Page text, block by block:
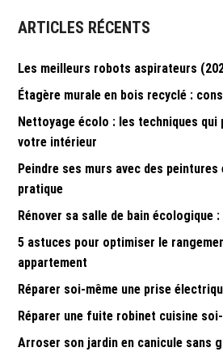
ARTICLES RÉCENTS
Les meilleurs robots aspirateurs
Étagère murale en bois recyclé :
Nettoyage écolo : les techniques qui
votre intérieur
Peindre ses murs avec des
pratique
Rénover sa salle de bain écologique
5 astuces pour optimiser le
appartement
Réparer soi-même une prise
Réparer une fuite robinet cuisine
Arroser son jardin en canicule sans